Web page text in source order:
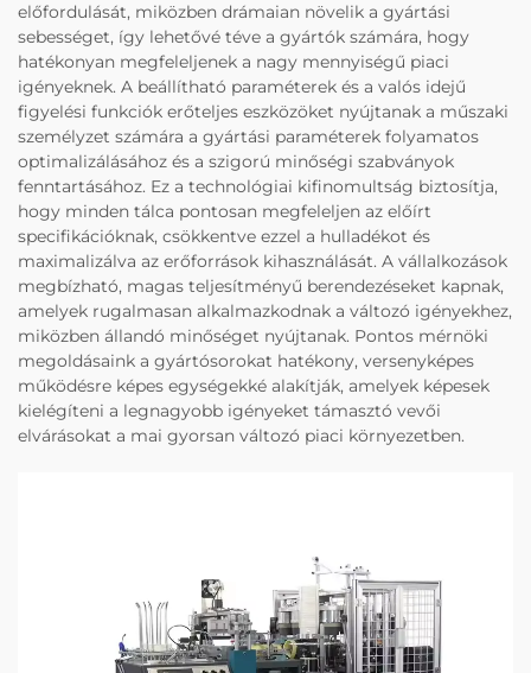
előfordulását, miközben drámaian növelik a gyártási
sebességet, így lehetővé téve a gyártók számára, hogy
hatékonyan megfeleljenek a nagy mennyiségű piaci
igényeknek. A beállítható paraméterek és a valós idejű
figyelési funkciók erőteljes eszközöket nyújtanak a műszaki
személyzet számára a gyártási paraméterek folyamatos
optimalizálásához és a szigorú minőségi szabványok
fenntartásához. Ez a technológiai kifinomultság biztosítja,
hogy minden tálca pontosan megfeleljen az előírt
specifikációknak, csökkentve ezzel a hulladékot és
maximalizálva az erőforrások kihasználását. A vállalkozások
megbízható, magas teljesítményű berendezéseket kapnak,
amelyek rugalmasan alkalmazkodnak a változó igényekhez,
miközben állandó minőséget nyújtanak. Pontos mérnöki
megoldásaink a gyártósorokat hatékony, versenyképes
működésre képes egységekké alakítják, amelyek képesek
kielégíteni a legnagyobb igényeket támasztó vevői
elvárásokat a mai gyorsan változó piaci környezetben.